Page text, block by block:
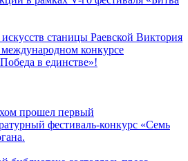
станицы Раевской Виктория
конкурсе
в единстве»!
прошел первый
фестиваль-конкурс «Семь